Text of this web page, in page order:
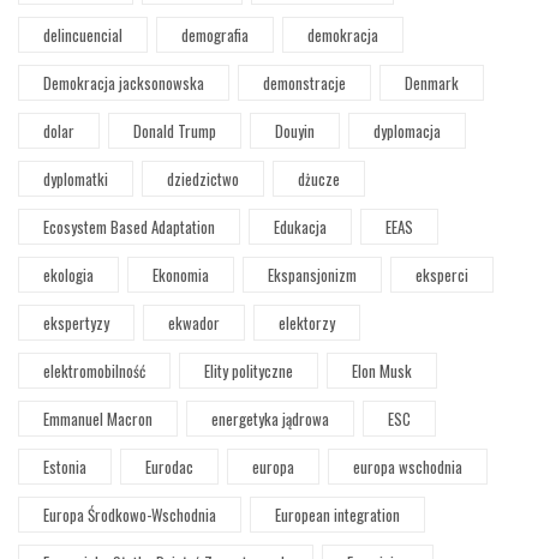
delincuencial
demografia
demokracja
Demokracja jacksonowska
demonstracje
Denmark
dolar
Donald Trump Douyin
dyplomacja
dyplomatki
dziedzictwo
dżucze
Ecosystem Based Adaptation
Edukacja
EEAS
ekologia
Ekonomia Ekspansjonizm
eksperci
ekspertyzy
ekwador
elektorzy
elektromobilność
Elity polityczne
Elon Musk
Emmanuel Macron
energetyka jądrowa
ESC
Estonia
Eurodac europa
europa wschodnia
Europa Środkowo-Wschodnia
European integration